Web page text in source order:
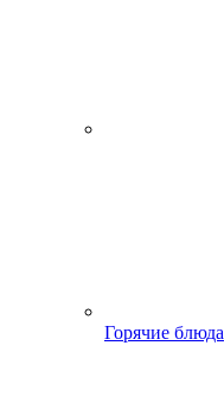
Горячие блюда